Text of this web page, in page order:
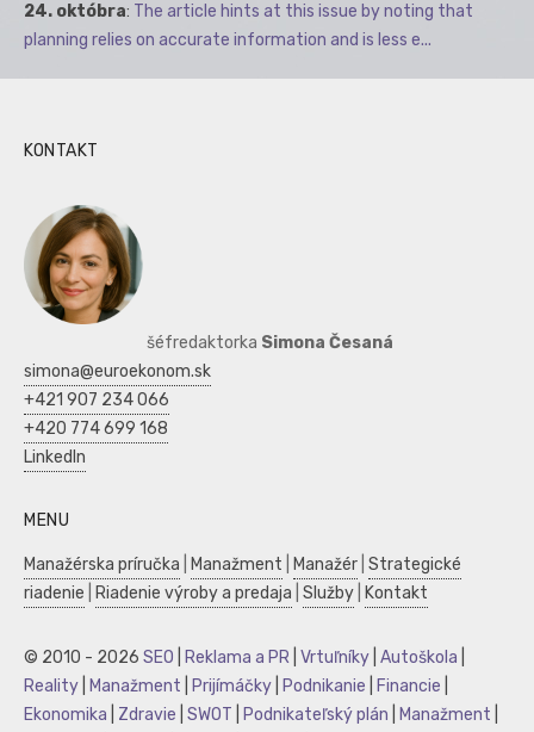
24. októbra: The article hints at this issue by noting that
planning relies on accurate information and is less e...
KONTAKT
šéfredaktorka Simona Česaná
simona@euroekonom.sk
+421 907 234 066
+420 774 699 168
LinkedIn
MENU
Manažérska príručka Manažment Manažér Strategické
riadenie
Riadenie výroby a predaja Služby Kontakt
© 2010 - 2026 SEO Reklama a PR Vrtuľníky Autoškola
Reality
Manažment Prijímáčky Podnikanie Financie
Ekonomika
Zdravie SWOT Podnikateľský plán Manažment